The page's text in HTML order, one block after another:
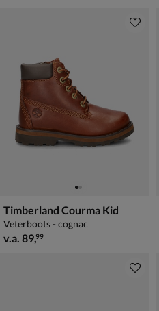
Timberland Courma Kid
Veterboots - cognac
vanaf € 89,99
v.a. 89,99